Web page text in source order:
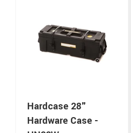
Hardcase 28"
Hardware Case -